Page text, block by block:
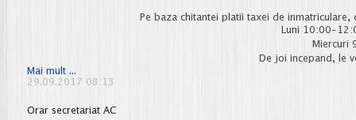
Pe baza chitantei platii taxei de
Luni 10:00-
Miercuri
De joi incepand, le
Mai mult ...
student
Automatica
29.09.2017 08:13
Orar secretariat AC